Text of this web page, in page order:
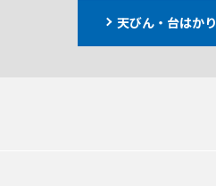
天びん・台はかり